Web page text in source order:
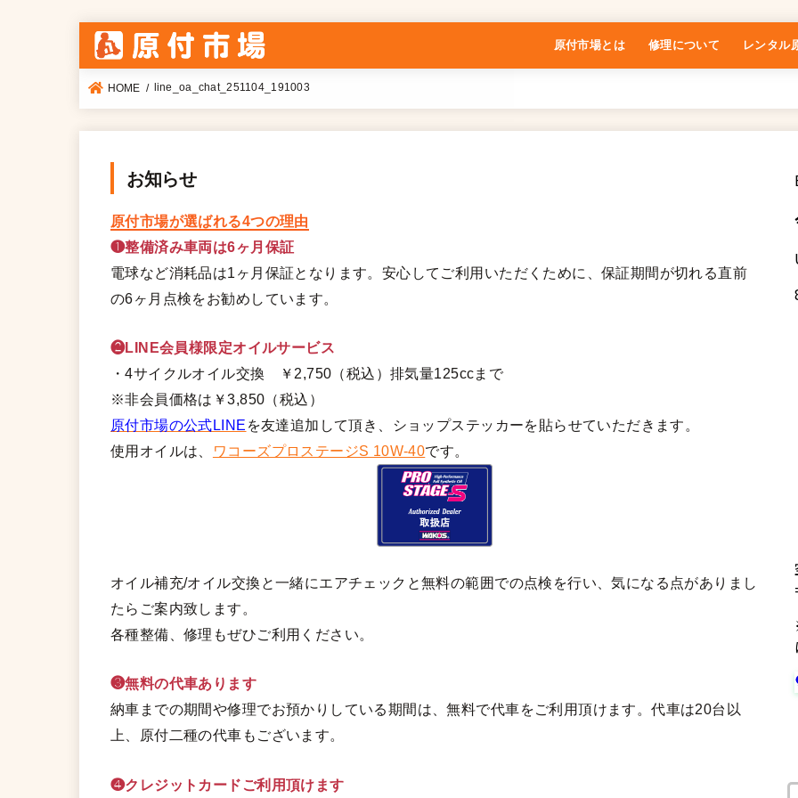
原付市場とは 修理について レンタル
HOME line_oa_chat_251104_191003
お知らせ
原付市場が選ばれる4つの理由
❶整備済み車両は6ヶ月保証
電球など消耗品は1ヶ月保証となります。安心してご利用いただくために、保証期間が切れる直前
の6ヶ月点検をお勧めしています。
❷LINE会員様限定オイルサービス
・4サイクルオイル交換 ￥2,750（税込）排気量125ccまで
※非会員価格は￥3,850（税込）
原付市場の公式LINE を友達追加して頂き、ショップステッカーを貼らせていただきます。
使用オイルは、
ワコーズプロステージS 10W-40です。
オイル補充/オイル交換と一緒にエアチェックと無料の範囲での点検を行い、気になる点がありまし
たらご案内致します。
各種整備、修理もぜひご利用ください。
❸無料の代車あります
納車までの期間や修理でお預かりしている期間は、無料で代車をご利用頂けます。代車は20台以
上、原付二種の代車もございます。
❹クレジットカードご利用頂けます